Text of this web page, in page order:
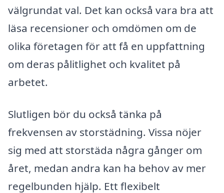
välgrundat val. Det kan också vara bra att
läsa recensioner och omdömen om de
olika företagen för att få en uppfattning
om deras pålitlighet och kvalitet på
arbetet.
Slutligen bör du också tänka på
frekvensen av storstädning. Vissa nöjer
sig med att storstäda några gånger om
året, medan andra kan ha behov av mer
regelbunden hjälp. Ett flexibelt